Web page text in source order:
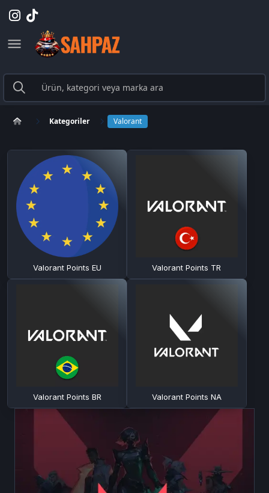
Kategoriler Valorant
Valorant Points EU Valorant Points TR
Valorant Points BR Valorant Points NA